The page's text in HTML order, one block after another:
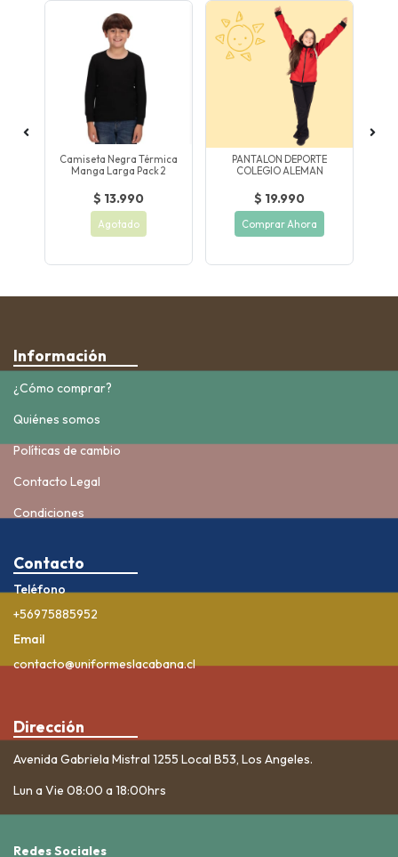
Camiseta Negra Térmica
Manga Larga Pack 2
$ 13.990
Agotado
PANTALON DEPORTE
COLEGIO ALEMAN
$ 19.990
Comprar Ahora
Información
¿Cómo comprar?
Quiénes somos
Políticas de cambio
Contacto Legal
Condiciones
Contacto
Teléfono
+56975885952
Email
contacto@uniformeslacabana.cl
Dirección
Avenida Gabriela Mistral 1255 Local B53, Los Angeles.
Lun a Vie 08:00 a 18:00hrs
Redes Sociales